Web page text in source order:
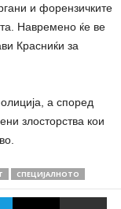
и форензичките
Навремено ќе ве
Красниќи за
, а според
злосторства кои
СПЕЦИЈАЛНОТО